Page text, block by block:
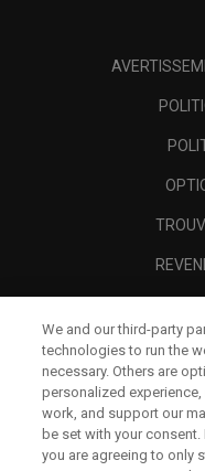
We and our third-party
technologies to run the
necessary. Others are
personalized
work, and support our
be set with your
you are agreeing to only